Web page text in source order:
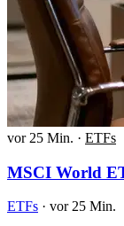
vor 25 Min. · ETFs
MSCI World
ETFs · vor 25 Min.